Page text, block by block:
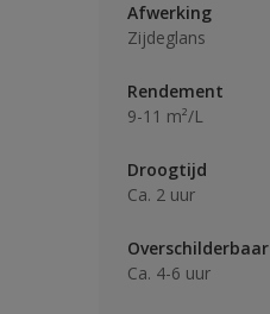
Afwerking
Zijdeglans
Rendement
9-11 m²/L
Droogtijd
Ca. 2 uur
Overschilderbaar
Ca. 4-6 uur